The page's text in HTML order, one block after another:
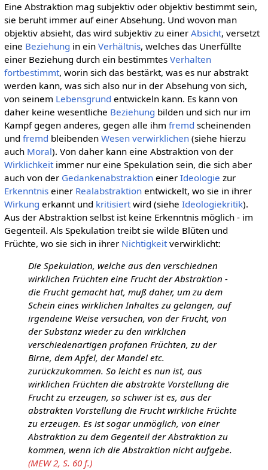
Eine Abstraktion mag subjektiv oder objektiv bestimmt sein,
sie beruht immer auf einer Absehung. Und wovon man
objektiv absieht, das wird subjektiv zu einer Absicht, versetzt
eine Beziehung in ein Verhältnis, welches das Unerfüllte
einer Beziehung durch ein bestimmtes Verhalten
fortbestimmt, worin sich das bestärkt, was es nur abstrakt
werden kann, was sich also nur in der Absehung von sich,
von seinem Lebensgrund entwickeln kann. Es kann von
daher keine wesentliche Beziehung bilden und sich nur im
Kampf gegen anderes, gegen alle ihm fremd scheinenden
und fremd bleibenden Wesen verwirklichen(siehe hierzu
auch Moral). Von daher kann eine Abstraktion von der
Wirklichkeitimmer nur eine Spekulation sein, die sich aber
auch von der Gedankenabstraktioneiner Ideologie zur
Erkenntniseiner Realabstraktionentwickelt, wo sie in ihrer
Wirkung erkannt und kritisiertwird (siehe Ideologiekritik).
Aus der Abstraktion selbst ist keine Erkenntnis möglich - im
Gegenteil. Als Spekulation treibt sie wilde Blüten und
Früchte, wo sie sich in ihrer Nichtigkeitverwirklicht:
Die Spekulation, welche aus den verschiednen
wirklichen Früchten eine Frucht der Abstraktion -
die Frucht gemacht hat, muß daher, um zu dem
Schein eines wirklichen Inhaltes zu gelangen, auf
irgendeine Weise versuchen, von der Frucht, von
der Substanz wieder zu den wirklichen
verschiedenartigen profanen Früchten, zu der
Birne, dem Apfel, der Mandel etc.
zurückzukommen. So leicht es nun ist, aus
wirklichen Früchten die abstrakte Vorstellung die
Frucht zu erzeugen, so schwer ist es, aus der
abstrakten Vorstellung die Frucht wirkliche Früchte
zu erzeugen. Es ist sogar unmöglich, von einer
Abstraktion zu dem Gegenteil der Abstraktion zu
kommen, wenn ich die Abstraktion nicht aufgebe.
(MEW 2, S. 60 f.)